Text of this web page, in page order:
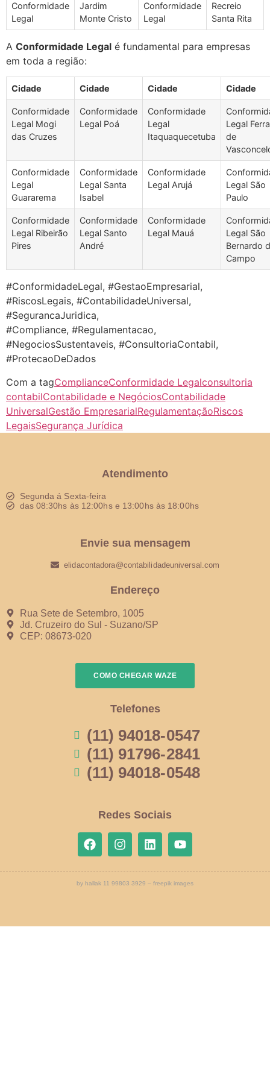
Conformidade
Legal
Jardim
Monte Cristo
Conformidade
Legal
Recreio
Santa Rita
A Conformidade Legal é fundamental para empresas
em toda a região:
Cidade Cidade Cidade Cidade
Conformidade
Legal Mogi
das Cruzes
Conformidade
Legal Poá
Conformidade
Legal
Itaquaquecetuba
Legal
de
Conformidade
Legal
Guararema
Conformidade
Legal Santa
Isabel
Conformidade
Legal Arujá
Legal São
Paulo
Conformidade
Legal Ribeirão
Pires
Conformidade
Legal Santo
André
Conformidade
Legal Mauá
Legal São
Bernardo
Campo
#ConformidadeLegal, #GestaoEmpresarial,
#RiscosLegais, #ContabilidadeUniversal,
#SegurancaJuridica,
#Compliance, #Regulamentacao,
#NegociosSustentaveis, #ConsultoriaContabil,
#ProtecaoDeDados
Com a tagComplianceConformidade Legalconsultoria
contabilContabilidade e NegóciosContabilidade
UniversalGestão EmpresarialRegulamentaçãoRiscos
LegaisSegurança Jurídica
Atendimento
Segunda á Sexta-feira
das 08:30hs às 12:00hs e 13:00hs às 18:00hs
Envie sua mensagem
elidacontadora@contabilidadeuniversal.com
Endereço
Rua Sete de Setembro, 1005
Jd. Cruzeiro do Sul - Suzano/SP
CEP: 08673-020
COMO CHEGAR WAZE
Telefones
(11) 94018-0547
(11) 91796-2841
(11) 94018-0548
Redes Sociais
by hallak 11 99803 3929 – freepik images